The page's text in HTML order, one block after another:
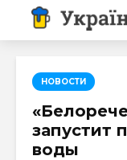
НОВОСТИ
запустит
воды